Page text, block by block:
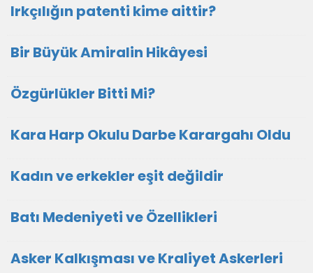
Irkçılığın patenti kime aittir?
Bir Büyük Amiralin Hikâyesi
Özgürlükler Bitti Mi?
Kara Harp Okulu Darbe Karargahı Oldu
Kadın ve erkekler eşit değildir
Batı Medeniyeti ve Özellikleri
Asker Kalkışması ve Kraliyet Askerleri